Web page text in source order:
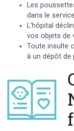
Les
dans le
L'hôpital
vos objets de
Toute insulte
à un dépôt de